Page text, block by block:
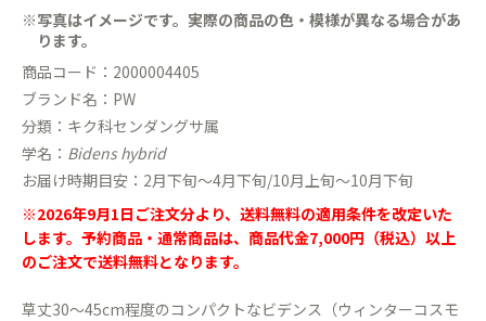
※写真はイメージです。実際の商品の色・模様が異なる場合があ
ります。
商品コード：2000004405
ブランド名：PW
分類：キク科センダングサ属
学名： Bidens hybrid
お届け時期目安：2月下旬〜4月下旬/10月上旬～10月下旬
※2026年9月1日ご注文分より、送料無料の適用条件を改定いた
します。予約商品・通常商品は、商品代金7,000円（税込）以上
のご注文で送料無料となります。
草丈30〜45cm程度のコンパクトなビデンス（ウィンターコスモ